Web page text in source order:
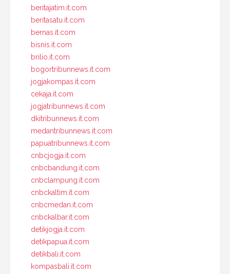
beritajatim.it.com
beritasatu.it.com
bernas.it.com
bisnis.it.com
brilio.it.com
bogortribunnews.it.com
jogjakompas.it.com
cekaja.it.com
jogjatribunnews.it.com
dkitribunnews.it.com
medantribunnews.it.com
papuatribunnews.it.com
cnbcjogja.it.com
cnbcbandung.it.com
cnbclampung.it.com
cnbckaltim.it.com
cnbcmedan.it.com
cnbckalbar.it.com
detikjogja.it.com
detikpapua.it.com
detikbali.it.com
kompasbali.it.com